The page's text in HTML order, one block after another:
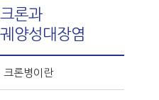
크론과
궤양성대장염
크론병이란